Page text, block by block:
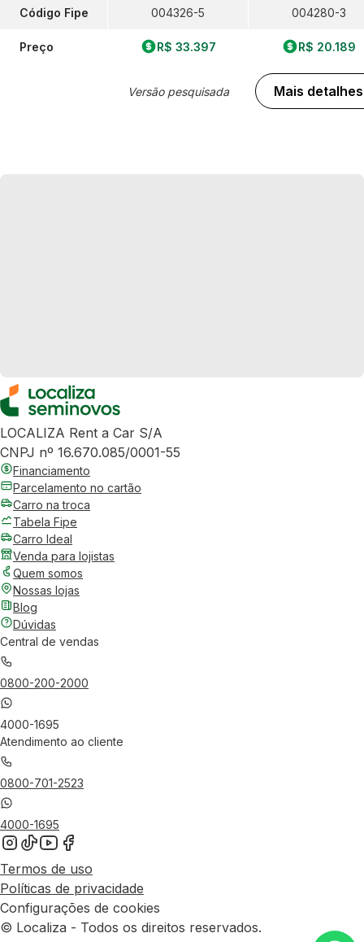
Código Fipe
Preço
004326-5
R$ 33.397
Versão pesquisada
004280-3
R$ 20.189
Mais detalhes
LOCALIZA Rent a Car S/A
CNPJ nº 16.670.085/0001-55
Financiamento
Parcelamento no cartão
Carro na troca
Tabela Fipe
Carro Ideal
Venda para lojistas
Quem somos
Nossas lojas
Blog
Dúvidas
Central de vendas
0800-200-2000
4000-1695
Atendimento ao cliente
0800-701-2523
4000-1695
Termos de uso
Políticas de privacidade
Configurações de cookies
© Localiza - Todos os direitos reservados.